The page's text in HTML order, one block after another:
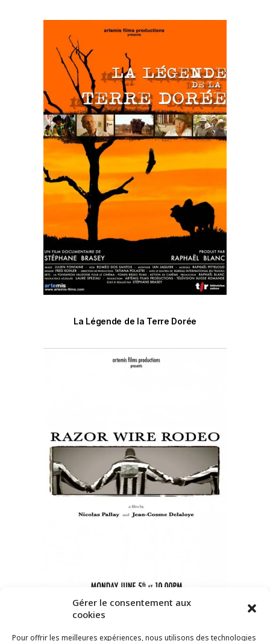
Gérer le consentement aux
cookies
Pour offrir les meilleures expériences, nous utilisons des technologies
La Légende de la Terre Dorée